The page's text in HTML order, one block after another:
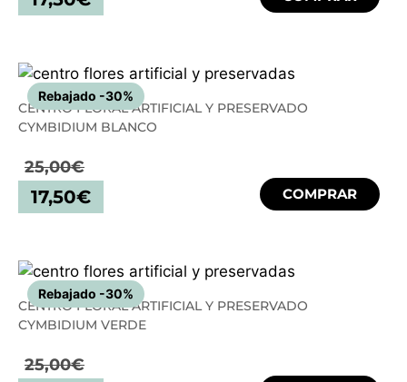
Rebajado -30%
CENTRO FLORAL ARTIFICIAL Y PRESERVADO
CYMBIDIUM BLANCO
25,00€
17,50€ COMPRAR
Rebajado -30%
CENTRO FLORAL ARTIFICIAL Y PRESERVADO
CYMBIDIUM VERDE
25,00€